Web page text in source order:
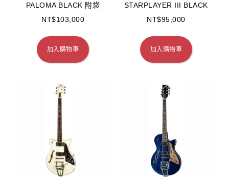
PALOMA BLACK 附袋
NT$103,000
加入購物車
STARPLAYER III BLACK
NT$95,000
加入購物車